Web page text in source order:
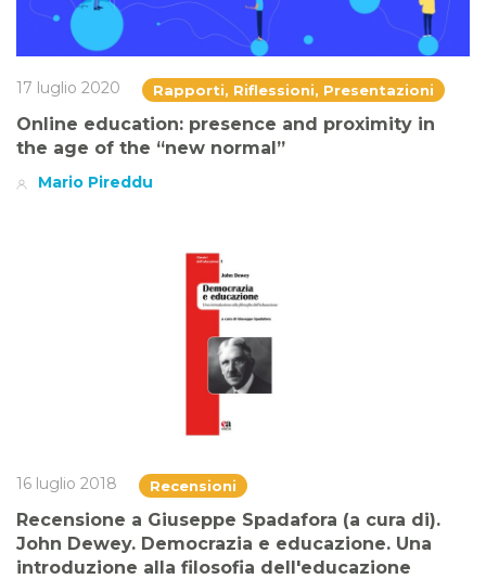
17 luglio 2020 Rapporti, Riflessioni, Presentazioni
Online education: presence and proximity in
the age of the “new normal”
Mario Pireddu
16 luglio 2018 Recensioni
Recensione a Giuseppe Spadafora (a cura di).
John Dewey. Democrazia e educazione. Una
introduzione alla filosofia dell'educazione